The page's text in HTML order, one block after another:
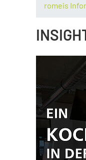
romeis